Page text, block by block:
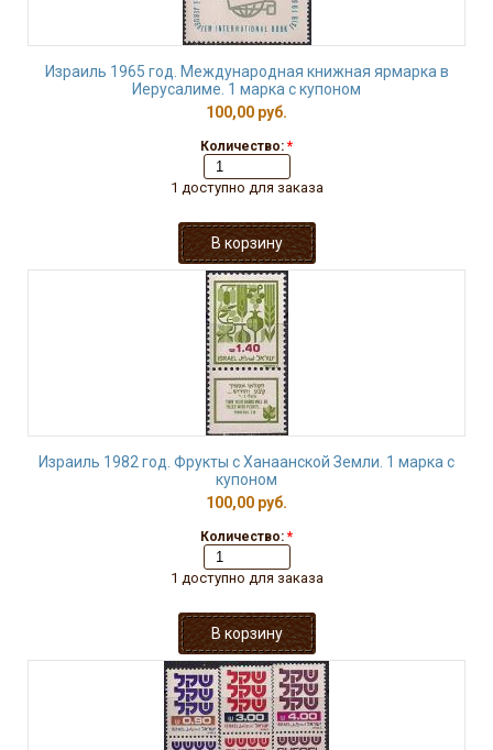
Израиль 1965 год. Международная книжная ярмарка в
Иерусалиме. 1 марка с купоном
100,00 руб.
Количество: *
1 доступно для заказа
Израиль 1982 год. Фрукты с Ханаанской Земли. 1 марка с
купоном
100,00 руб.
Количество: *
1 доступно для заказа